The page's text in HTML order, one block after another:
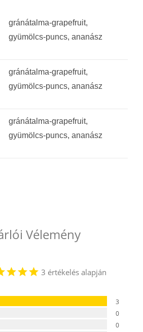
gránátalma-grapefruit,
gyümölcs-puncs, ananász
gránátalma-grapefruit,
gyümölcs-puncs, ananász
gránátalma-grapefruit,
gyümölcs-puncs, ananász
Vélemény
3 értékelés alapján
3
0
0